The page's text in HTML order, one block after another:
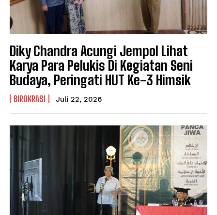
Diky Chandra Acungi Jempol Lihat
Karya Para Pelukis Di Kegiatan Seni
Budaya, Peringati HUT Ke-3 Himsik
BIROKRASI Juli 22, 2026